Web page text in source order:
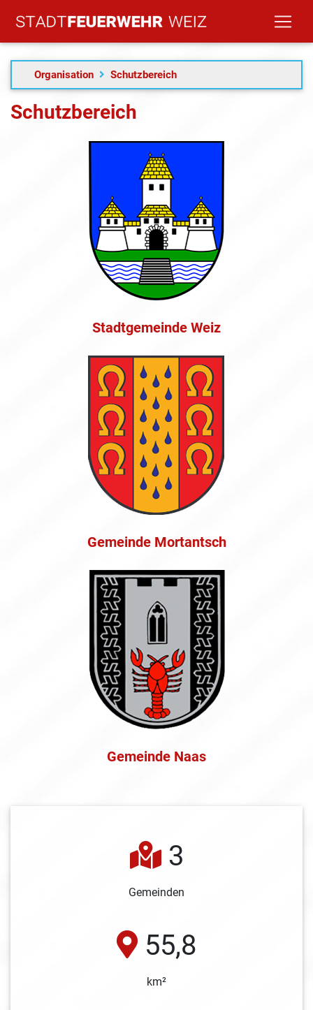
Organisation Schutzbereich
Schutzbereich
Stadtgemeinde Weiz
Gemeinde Mortantsch
Gemeinde Naas
3
Gemeinden
55,8
km²